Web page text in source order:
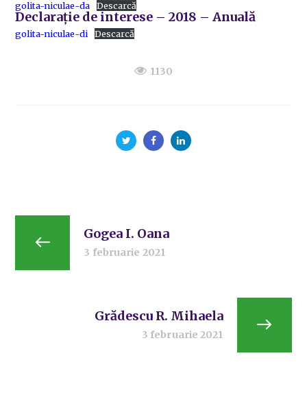
golita-niculae-da Descarcă
Declarație de interese – 2018 – Anuală
golita-niculae-di Descarcă
1130
Gogea I. Oana
3 februarie 2021
Grădescu R. Mihaela
3 februarie 2021